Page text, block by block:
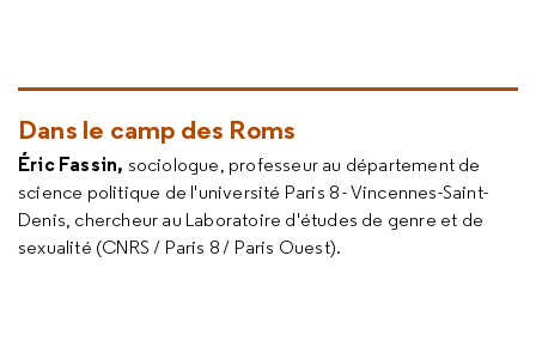
Dans le camp des Roms
Éric Fassin, sociologue, professeur au département de
science politique de l'université Paris 8 - Vincennes-Saint-
Denis, chercheur au Laboratoire d'études de genre et de
sexualité (CNRS / Paris 8 / Paris Ouest).